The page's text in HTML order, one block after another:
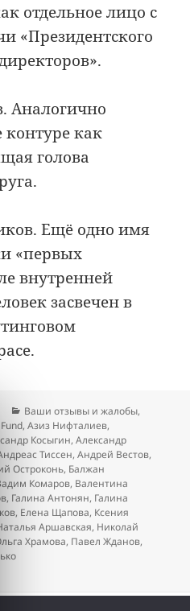
отдельное лицо с
«Президентского
Аналогично
контуре как
голова
Ещё одно имя
«первых
внутренней
засвечен в
Рубрики
Ваши отзывы и жалобы,
,Азиз Нифталиев,
Косыгин,Александр
Тиссен,Андрей Вестов,
Остроконь, Балжан
Комаров, Валентина
, Галина Антонян, Галина
, Елена Щапова, Ксения
Аршавская, Николай
Храмова, Павел Жданов,